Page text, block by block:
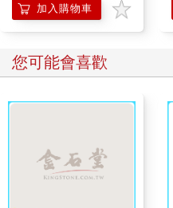
加入購物車
您可能會喜歡